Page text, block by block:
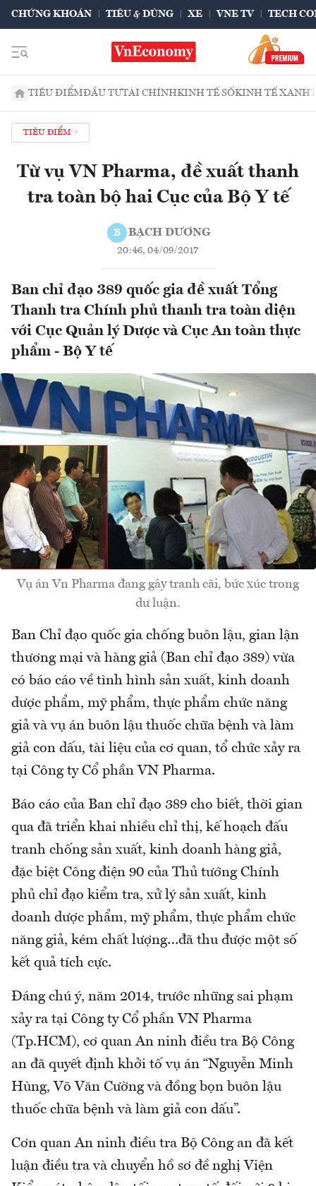
CHỨNG KHOÁN TIÊU & DÙNG XE VNE TV TECH
TIÊU ĐIỂMĐẦU TƯTÀI CHÍNHKINH TẾ SỐKINH TẾ XANH
TIÊU ĐIỂM
Từ vụ VN Pharma, đề xuất thanh
tra toàn bộ hai Cục của Bộ Y tế
B BẠCH DƯƠNG
20:46, 04/09/2017
Ban chỉ đạo 389 quốc gia đề xuất Tổng
Thanh tra Chính phủ thanh tra toàn diện
với Cục Quản lý Dược và Cục An toàn thực
phẩm - Bộ Y tế
Vụ án Vn Pharma đang gây tranh cãi, bức xúc trong
dư luận.
Ban Chỉ đạo quốc gia chống buôn lậu, gian lận
thương mại và hàng giả (Ban chỉ đạo 389) vừa
có báo cáo về tình hình sản xuất, kinh doanh
dược phẩm, mỹ phẩm, thực phẩm chức năng
giả và vụ án buôn lậu thuốc chữa bệnh và làm
giả con dấu, tài liệu của cơ quan, tổ chức xảy ra
tại Công ty Cổ phần VN Pharma.
Báo cáo của Ban chỉ đạo 389 cho biết, thời gian
qua đã triển khai nhiều chỉ thị, kế hoạch đấu
tranh chống sản xuất, kinh doanh hàng giả,
đặc biệt Công điện 90 của Thủ tướng Chính
phủ chỉ đạo kiểm tra, xử lý sản xuất, kinh
doanh dược phẩm, mỹ phẩm, thực phẩm chức
năng giả, kém chất lượng…đã thu được một số
kết quả tích cực.
Đáng chú ý, năm 2014, trước những sai phạm
xảy ra tại Công ty Cổ phần VN Pharma
(Tp.HCM), cơ quan An ninh điều tra Bộ Công
an đã quyết định khởi tố vụ án “Nguyễn Minh
Hùng, Võ Văn Cường và đồng bọn buôn lậu
thuốc chữa bệnh và làm giả con dấu”.
Cơn quan An ninh điều tra Bộ Công an đã kết
luận điều tra và chuyển hồ sơ đề nghị Viện